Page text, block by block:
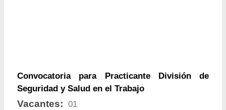
Convocatoria para Practicante División de
Seguridad y Salud en el Trabajo
Vacantes: 01